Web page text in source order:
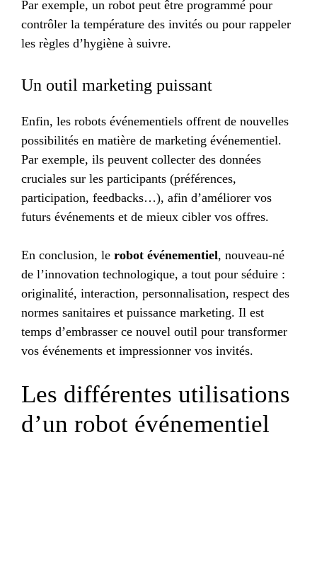
Par exemple, un robot peut être programmé pour
contrôler la température des invités ou pour rappeler
les règles d’hygiène à suivre.
Un outil marketing puissant
Enfin, les robots événementiels offrent de nouvelles
possibilités en matière de marketing événementiel.
Par exemple, ils peuvent collecter des données
cruciales sur les participants (préférences,
participation, feedbacks…), afin d’améliorer vos
futurs événements et de mieux cibler vos offres.
En conclusion, le robot événementiel, nouveau-né
de l’innovation technologique, a tout pour séduire :
originalité, interaction, personnalisation, respect des
normes sanitaires et puissance marketing. Il est
temps d’embrasser ce nouvel outil pour transformer
vos événements et impressionner vos invités.
Les différentes utilisations
d’un robot événementiel